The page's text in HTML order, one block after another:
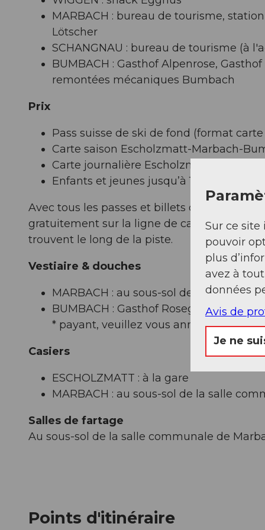
MARBACH : bureau de tourisme,
Lötscher
SCHANGNAU : bureau de tourisme (à
BUMBACH : Gasthof Alpenrose,
remontées mécaniques Bumbach
Prix
Pass suisse de ski de fond (format
Carte saison Escholzmatt-Marbach-
Carte journalière Escholzmatt-
Enfants et jeunes jusqu’à 16 ans
Avec tous les passes et billets des pistes
gratuitement sur la ligne de car postal
trouvent le long de la piste.
Vestiaire & douches
MARBACH : au sous-sol de la salle
BUMBACH : Gasthof Rosegg*, hôtel
* payant, veuillez vous annoncer à la
Casiers
ESCHOLZMATT : à la gare
MARBACH : au sous-sol de la salle
Salles de fartage
Au sous-sol de la salle communale de
Points d'itinéraire
Sur ce site
pouvoir
plus
avez à
données
Avis de
Je ne